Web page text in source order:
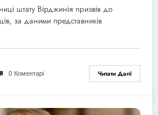
до угруповання
штату Вірджинія призвів до
за даними представників
0 Коментарі Читати Далі